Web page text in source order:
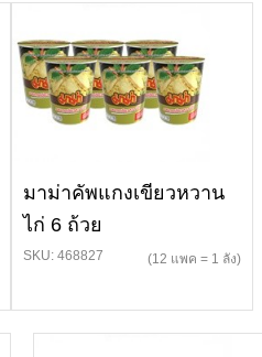
มาม่าคัพแกงเขียวหวาน
ไก่ 6 ถ้วย
SKU: 468827 (12 แพค = 1 ลัง)